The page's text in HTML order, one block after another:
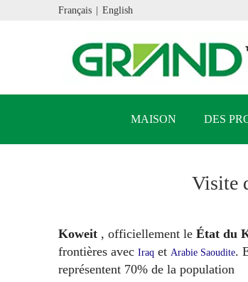
Français English
MAISON DES
Visite
Koweit , officiellement le État du
frontières avec Iraq et Arabie Saoudite.
représentent 70% de la population